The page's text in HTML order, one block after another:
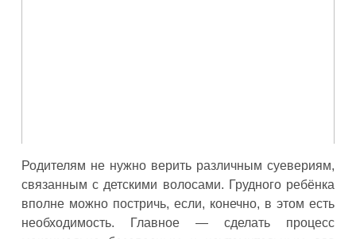
Родителям не нужно верить различным суевериям,
связанным с детскими волосами. Грудного ребёнка
вполне можно постричь, если, конечно, в этом есть
необходимость. Главное — сделать процесс